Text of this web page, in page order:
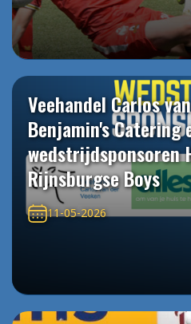
Veehandel Carlos
Benjamin's Catering
wedstrijdsponsoren
Rijnsburgse Boys
11-05-2026